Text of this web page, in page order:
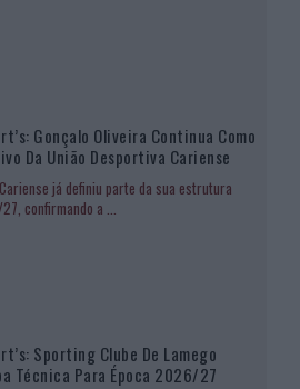
Gonçalo Oliveira Continua Como
Da União Desportiva Cariense
já definiu parte da sua estrutura
confirmando a ...
Sporting Clube De Lamego
Técnica Para Época 2026/27